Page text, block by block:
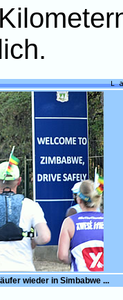
wieder in Simbabwe ...